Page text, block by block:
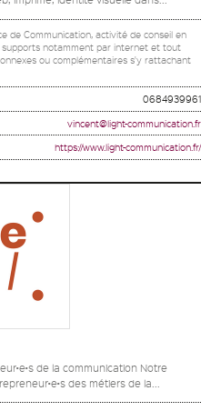
de Communication, activité de conseil en
notamment par internet et tout
ou complémentaires s'y rattachant
0684939961
vincent@light-communication.fr
https://www.light-communication.fr/
de la communication Notre
des métiers de la...